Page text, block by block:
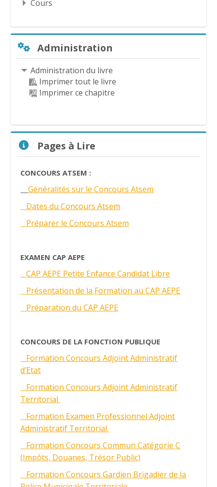
Cours
Administration
Administration du livre
Imprimer tout le livre
Imprimer ce chapitre
Pages à Lire
CONCOURS ATSEM :
Généralités sur le Concours Atsem
Dates du Concours Atsem
Préparer le Concours Atsem
EXAMEN CAP AEPE
CAP AEPE Petite Enfance Candidat Libre
Présentation de la Formation au CAP AEPE
Préparation du CAP AEPE
CONCOURS DE LA FONCTION PUBLIQUE
Formation Concours Adjoint Administratif
d’Etat
Formation Concours Adjoint Administratif
Territorial
Formation Examen Professionnel Adjoint
Administratif Territorial
Formation Concours Commun Catégorie C
(Impôts, Douanes, Trésor Public)
Formation Concours Gardien Brigadier de la